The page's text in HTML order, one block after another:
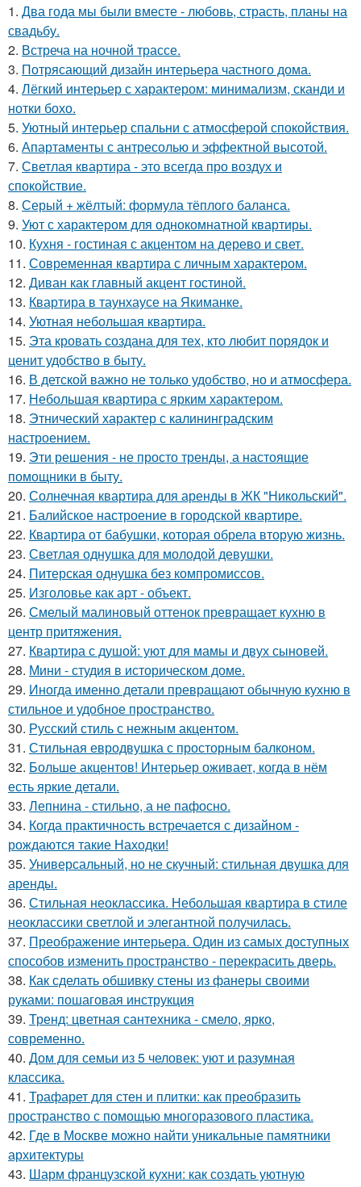
1. Два года мы были вместе - любовь, страсть, планы на
свадьбу.
2. Встреча на ночной трассе.
3. Потрясающий дизайн интерьера частного дома.
4. Лёгкий интерьер с характером: минимализм, сканди и
нотки бохо.
5. Уютный интерьер спальни с атмосферой спокойствия.
6. Апартаменты с антресолью и эффектной высотой.
7. Светлая квартира - это всегда про воздух и
спокойствие.
8. Серый + жёлтый: формула тёплого баланса.
9. Уют с характером для однокомнатной квартиры.
10. Кухня - гостиная с акцентом на дерево и свет.
11. Современная квартира с личным характером.
12. Диван как главный акцент гостиной.
13. Квартира в таунхаусе на Якиманке.
14. Уютная небольшая квартира.
15. Эта кровать создана для тех, кто любит порядок и
ценит удобство в быту.
16. В детской важно не только удобство, но и атмосфера.
17. Небольшая квартира с ярким характером.
18. Этнический характер с калининградским
настроением.
19. Эти решения - не просто тренды, а настоящие
помощники в быту.
20. Солнечная квартира для аренды в ЖК "Никольский".
21. Балийское настроение в городской квартире.
22. Квартира от бабушки, которая обрела вторую жизнь.
23. Светлая однушка для молодой девушки.
24. Питерская однушка без компромиссов.
25. Изголовье как арт - объект.
26. Смелый малиновый оттенок превращает кухню в
центр притяжения.
27. Квартира с душой: уют для мамы и двух сыновей.
28. Мини - студия в историческом доме.
29. Иногда именно детали превращают обычную кухню в
стильное и удобное пространство.
30. Русский стиль с нежным акцентом.
31. Стильная евродвушка с просторным балконом.
32. Больше акцентов! Интерьер оживает, когда в нём
есть яркие детали.
33. Лепнина - стильно, а не пафосно.
34. Когда практичность встречается с дизайном -
рождаются такие Находки!
35. Универсальный, но не скучный: стильная двушка для
аренды.
36. Стильная неоклассика. Небольшая квартира в стиле
неоклассики светлой и элегантной получилась.
37. Преображение интерьера. Один из самых доступных
способов изменить пространство - перекрасить дверь.
38. Как сделать обшивку стены из фанеры своими
руками: пошаговая инструкция
39. Тренд: цветная сантехника - смело, ярко,
современно.
40. Дом для семьи из 5 человек: уют и разумная
классика.
41. Трафарет для стен и плитки: как преобразить
пространство с помощью многоразового пластика.
42. Где в Москве можно найти уникальные памятники
архитектуры
43. Шарм французской кухни: как создать уютную